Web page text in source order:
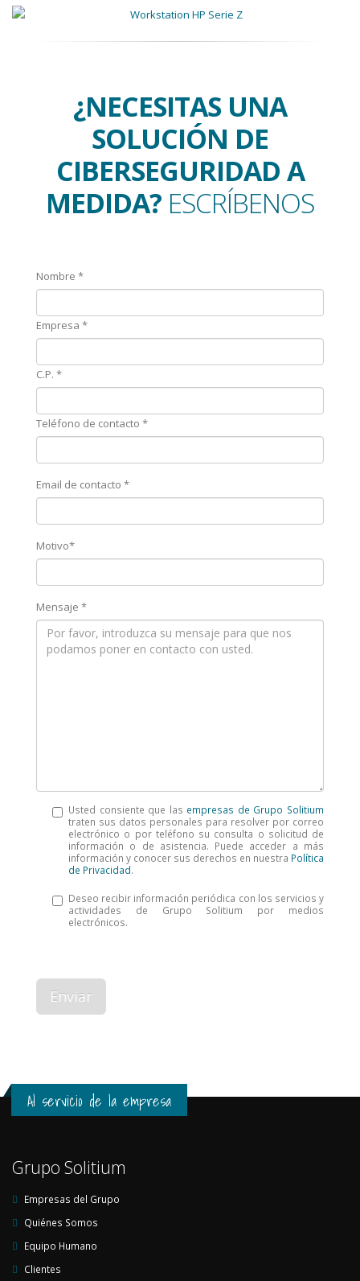
¿NECESITAS UNA
SOLUCIÓN DE
CIBERSEGURIDAD A
MEDIDA? ESCRÍBENOS
Nombre *
Empresa *
C.P. *
Teléfono de contacto *
Email de contacto *
Motivo*
Mensaje *
Usted consiente que las empresas de Grupo Solitium
traten sus datos personales para resolver por correo
electrónico o por teléfono su consulta o solicitud de
información o de asistencia. Puede acceder a más
información y conocer sus derechos en nuestra Política
de Privacidad.
Deseo recibir información periódica con los servicios y
actividades de Grupo Solitium por medios
electrónicos.
Al servicio de la empresa
Grupo Solitium
Empresas del Grupo
Quiénes Somos
Equipo Humano
Clientes